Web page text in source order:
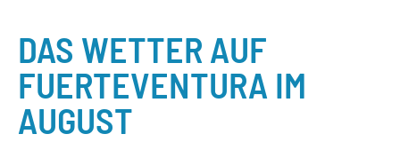
DAS WETTER AUF
FUERTEVENTURA IM
AUGUST